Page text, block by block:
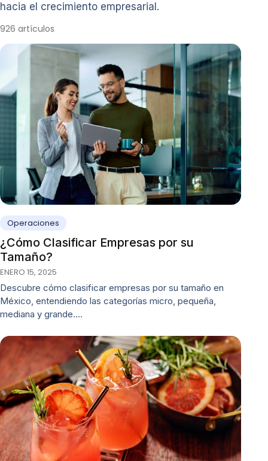
hacia el crecimiento empresarial.
926 artículos
Operaciones
¿Cómo Clasificar Empresas por su
Tamaño?
ENERO 15, 2025
Descubre cómo clasificar empresas por su tamaño en
México, entendiendo las categorías micro, pequeña,
mediana y grande.…